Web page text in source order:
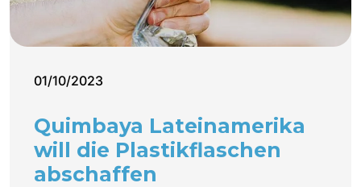
01/10/2023
Quimbaya Lateinamerika
will die Plastikflaschen
abschaffen